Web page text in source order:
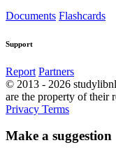
Documents Flashcards
Support
Report Partners
© 2013 - 2026
are the property of their
Privacy Terms
Make a suggestion